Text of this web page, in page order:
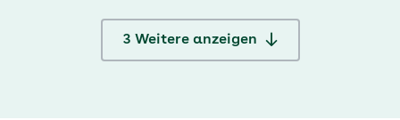
3 Weitere anzeigen